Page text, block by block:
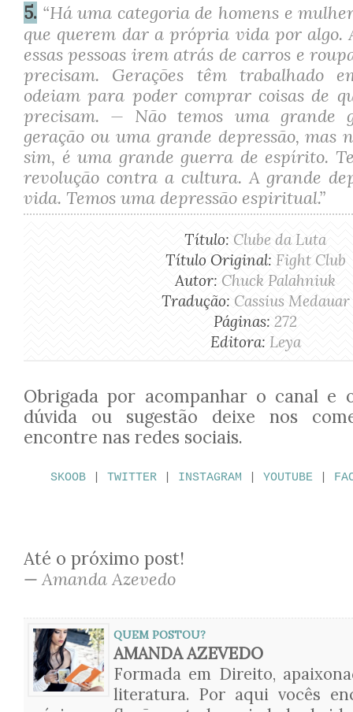
5. “Há uma categoria de homens e
que querem dar a própria vida por algo.
essas pessoas irem atrás de carros e
precisam. Gerações têm trabalhado
odeiam para poder comprar coisas de
precisam. — Não temos uma grande
geração ou uma grande depressão, mas
sim, é uma grande guerra de espírito.
revolução contra a cultura. A grande
vida. Temos uma depressão espiritual.”
Título: Clube da Luta
Título Original: Fight Club
Autor: Chuck Palahniuk
Tradução: Cassius Medauar
Páginas: 272
Editora: Leya
Obrigada por acompanhar o canal e
dúvida ou sugestão deixe nos
encontre nas redes sociais.
SKOOB TWITTER INSTAGRAM YOUTUBE
Até o próximo post!
— Amanda Azevedo
QUEM POSTOU?
AMANDA AZEVEDO
Formada em Direito,
literatura. Por aqui vocês